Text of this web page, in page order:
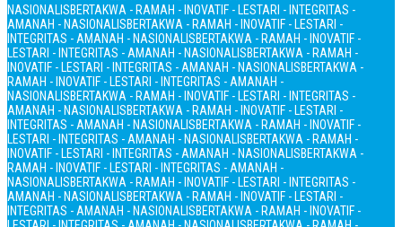
NASIONALISBERTAKWA - RAMAH - INOVATIF - LESTARI - INTEGRITAS -
AMANAH - NASIONALISBERTAKWA - RAMAH - INOVATIF - LESTARI -
INTEGRITAS - AMANAH - NASIONALISBERTAKWA - RAMAH - INOVATIF -
LESTARI - INTEGRITAS - AMANAH - NASIONALISBERTAKWA - RAMAH -
INOVATIF - LESTARI - INTEGRITAS - AMANAH - NASIONALISBERTAKWA -
RAMAH - INOVATIF - LESTARI - INTEGRITAS - AMANAH -
NASIONALISBERTAKWA - RAMAH - INOVATIF - LESTARI - INTEGRITAS -
AMANAH - NASIONALISBERTAKWA - RAMAH - INOVATIF - LESTARI -
INTEGRITAS - AMANAH - NASIONALISBERTAKWA - RAMAH - INOVATIF -
LESTARI - INTEGRITAS - AMANAH - NASIONALISBERTAKWA - RAMAH -
INOVATIF - LESTARI - INTEGRITAS - AMANAH - NASIONALISBERTAKWA -
RAMAH - INOVATIF - LESTARI - INTEGRITAS - AMANAH -
NASIONALISBERTAKWA - RAMAH - INOVATIF - LESTARI - INTEGRITAS -
AMANAH - NASIONALISBERTAKWA - RAMAH - INOVATIF - LESTARI -
INTEGRITAS - AMANAH - NASIONALISBERTAKWA - RAMAH - INOVATIF -